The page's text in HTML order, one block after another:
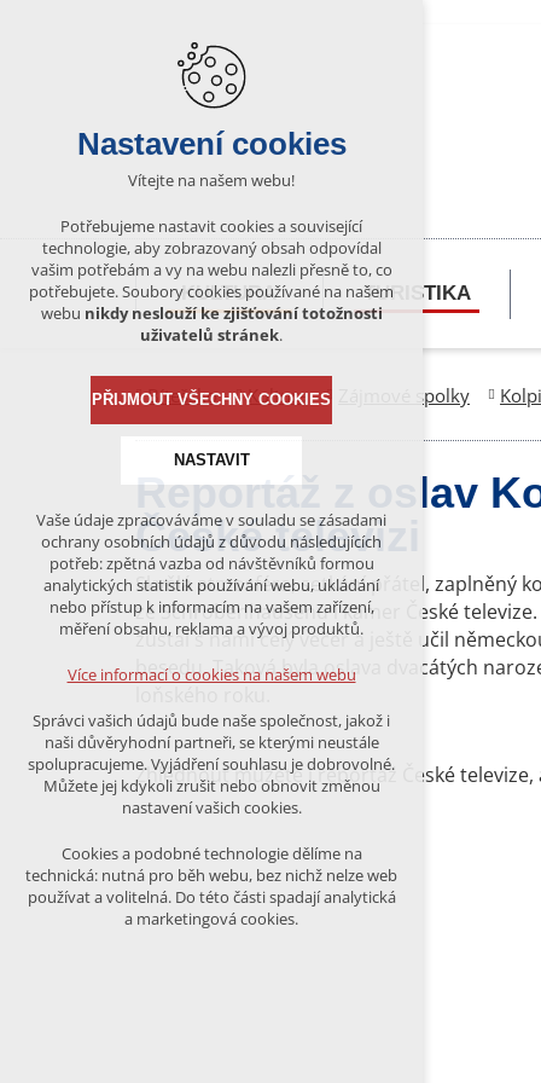
KULTURA TURISTIKA
Bítešsko Kultura Zájmové spolky
Reportáž z oslav
České televizi
Skvělá atmosféra, setkání přátel, zaplněný
ze Schrobenhausenu i kamer České
zůstal s námi celý večer a ještě učil
besedu. Taková byla oslava dvacátých
Zhlédnout můžete i reportáž České televize,
Nastavení cookies
Vítejte na našem webu!
Potřebujeme nastavit cookies a související
technologie, aby zobrazovaný obsah odpovídal
vašim potřebám a vy na webu nalezli přesně to, co
potřebujete. Soubory cookies používané na našem
webu nikdy neslouží ke zjišťování totožnosti
uživatelů stránek.
PŘIJMOUT VŠECHNY COOKIES
NASTAVIT
Technická cookies
nutná pro provozování webu
udržení kontextu stránek (session):
případná přihlášení, volby jazyka, apod.
analytická pro anonymizované
vyhodnocení návštěvnosti
marketingová cookies (Google)
Více informací o cookies na našem webu
ODMÍTNOUT VŠE
Vaše údaje zpracováváme v souladu se zásadami
ochrany osobních údajů z důvodu následujících
potřeb: zpětná vazba od návštěvníků formou
analytických statistik používání webu, ukládání
nebo přístup k informacím na vašem zařízení,
měření obsahu, reklama a vývoj produktů.
Více informací o cookies na našem webu
Správci vašich údajů bude naše společnost, jakož i
naši důvěryhodní partneři, se kterými neustále
spolupracujeme. Vyjádření souhlasu je dobrovolné.
Můžete jej kdykoli zrušit nebo obnovit změnou
nastavení vašich cookies.
Cookies a podobné technologie dělíme na
technická: nutná pro běh webu, bez nichž nelze web
používat a volitelná. Do této části spadají analytická
a marketingová cookies.